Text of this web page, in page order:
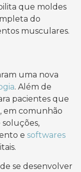
que moldes
do
musculares.
uma nova
. Além de
pacientes que
em comunhão
e softwares
se desenvolver